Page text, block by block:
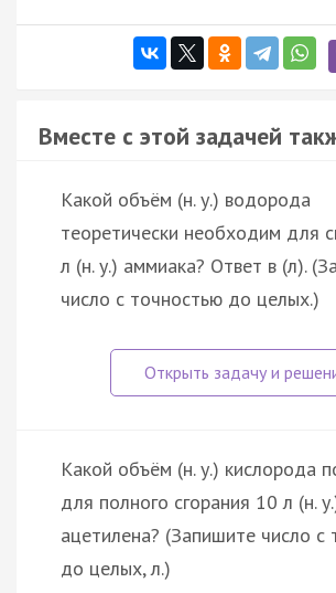
Вместе с этой задачей
Какой объём (н. у.) водорода
теоретически необходим для
л (н. у.) аммиака? Ответ в (л).
число с точностью до целых.)
Какой объём (н. у.) кислорода
для полного сгорания 10 л (н.
ацетилена? (Запишите число с
до целых, л.)